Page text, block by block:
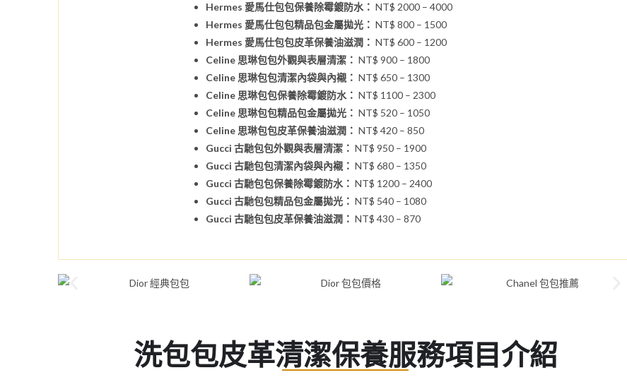
Hermes 愛馬仕包包保養除霉鍍防水： NT$ 2000 – 4000
Hermes 愛馬仕包包精品包金屬拋光： NT$ 800 – 1500
Hermes 愛馬仕包包皮革保養油滋潤： NT$ 600 – 1200
Celine 思琳包包外觀與表層清潔： NT$ 900 – 1800
Celine 思琳包包清潔內袋與內襯： NT$ 650 – 1300
Celine 思琳包包保養除霉鍍防水： NT$ 1100 – 2300
Celine 思琳包包精品包金屬拋光： NT$ 520 – 1050
Celine 思琳包包皮革保養油滋潤： NT$ 420 – 850
Gucci 古馳包包外觀與表層清潔： NT$ 950 – 1900
Gucci 古馳包包清潔內袋與內襯： NT$ 680 – 1350
Gucci 古馳包包保養除霉鍍防水： NT$ 1200 – 2400
Gucci 古馳包包精品包金屬拋光： NT$ 540 – 1080
Gucci 古馳包包皮革保養油滋潤： NT$ 430 – 870
洗包包皮革清潔保養服務項目介紹